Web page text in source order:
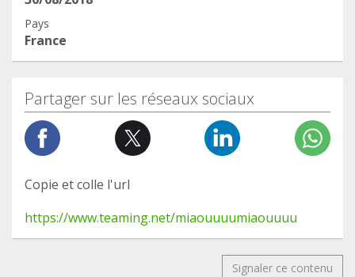
Pays
France
Partager sur les réseaux sociaux
Copie et colle l'url
https://www.teaming.net/miaouuuumiaouuuu
Signaler ce contenu